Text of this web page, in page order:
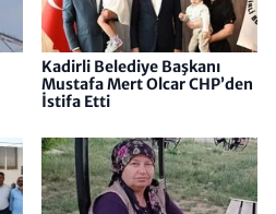
Kadirli Belediye Başkanı
Mustafa Mert Olcar CHP’den
İstifa Etti